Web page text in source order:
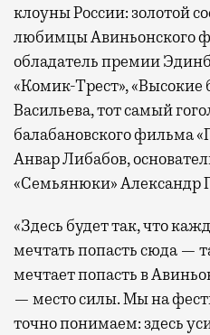
клоуны России: золотой
любимцы Авиньонского
обладатель премии
«Комик-Трест», «Высокие
Васильева, тот самый
балабановского фильма
Анвар Либабов,
«Семьянюки» Александр
«Здесь будет так, что
мечтать попасть сюда —
мечтает попасть в
— место силы. Мы на
точно понимаем: здесь